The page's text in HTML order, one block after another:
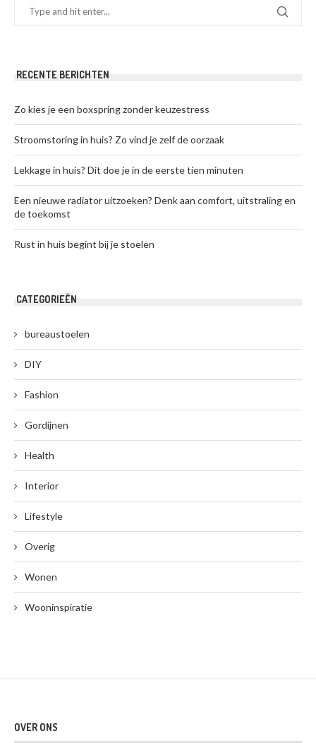
RECENTE BERICHTEN
Zo kies je een boxspring zonder keuzestress
Stroomstoring in huis? Zo vind je zelf de oorzaak
Lekkage in huis? Dit doe je in de eerste tien minuten
Een nieuwe radiator uitzoeken? Denk aan comfort, uitstraling en
de toekomst
Rust in huis begint bij je stoelen
CATEGORIEËN
bureaustoelen
DIY
Fashion
Gordijnen
Health
Interior
Lifestyle
Overig
Wonen
Wooninspiratie
OVER ONS